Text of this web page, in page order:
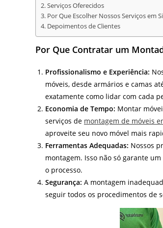
Serviços Oferecidos
Por Que Escolher Nossos Serviços em
Depoimentos de Clientes
Por Que Contratar um
Profissionalismo e Experiência:
móveis, desde armários e camas
exatamente como lidar com cada
Economia de Tempo: Montar
serviços de montagem de móveis
aproveite seu novo móvel mais
Ferramentas Adequadas: Nossos
montagem. Isso não só garante
o processo.
Segurança: A montagem
seguir todos os procedimentos de